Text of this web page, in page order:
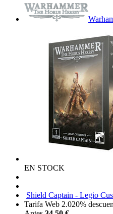
EN STOCK
Shield Captain - Legio
Tarifa Web 2.020%